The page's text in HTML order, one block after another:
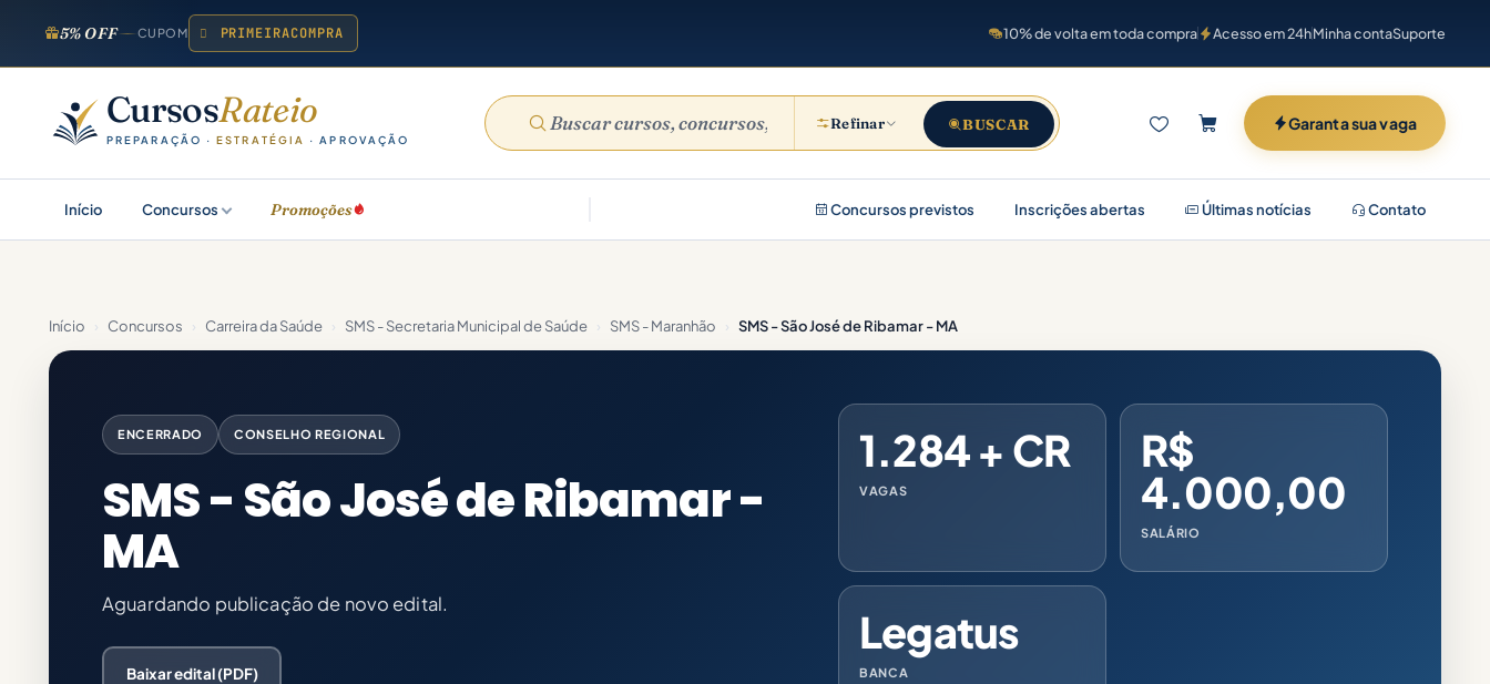
5% OFF CUPOM PRIMEIRACOMPRA 10% de volta em toda compra Acesso em 24hMinha contaSuporte
CursosRateio
PREPARAÇÃO ·ESTRATÉGIA · APROVAÇÃO
Refinar BUSCAR Garanta sua vaga
Início Concursos Promoções Concursos previstos Inscrições abertas Últimas notícias Contato
Início › Concursos › Carreira da Saúde › SMS - Secretaria Municipal de Saúde › SMS - Maranhão › SMS - São José de Ribamar - MA
ENCERRADO CONSELHO REGIONAL
SMS - São José de Ribamar -
MA
Aguardando publicação de novo edital.
Baixar edital (PDF)
1.284 + CR
VAGAS
R$
4.000,00
SALÁRIO
Legatus
BANCA